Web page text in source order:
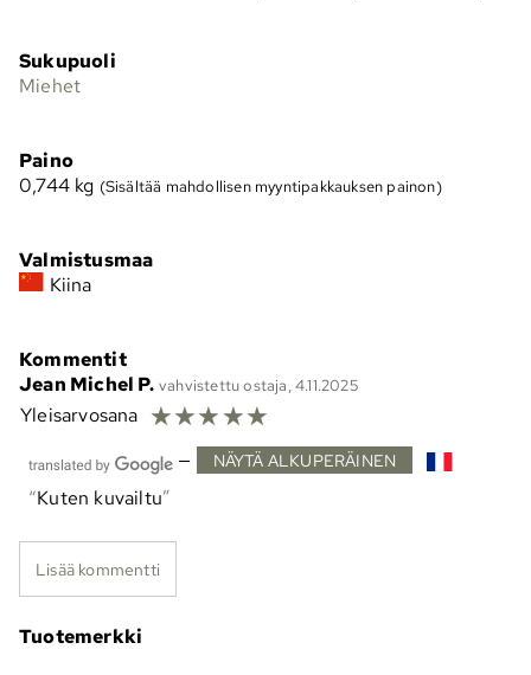
Sukupuoli
Miehet
Paino
0,744 kg (Sisältää mahdollisen myyntipakkauksen painon)
Valmistusmaa
Kiina
Kommentit
Jean Michel P. vahvistettu ostaja, 4.11.2025
Yleisarvosana ☆☆☆☆☆
— NÄYTÄ ALKUPERÄINEN
Kuten kuvailtu
Lisää kommentti
Tuotemerkki